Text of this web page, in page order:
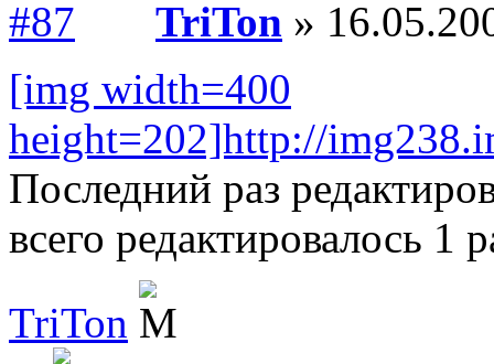
TriTon »
[img width=400
height=202]http://
Последний раз
всего редактировалось 1
TriTon